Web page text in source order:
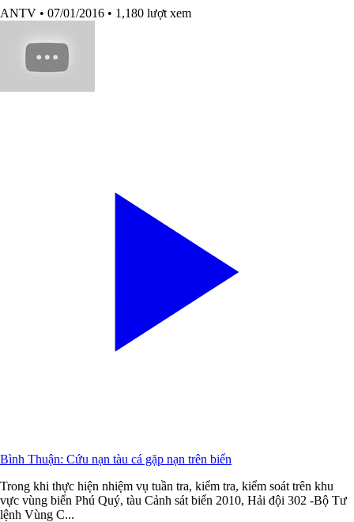
ANTV • 07/01/2016 • 1,180 lượt xem
Bình Thuận: Cứu nạn tàu cá gặp nạn trên biển
Trong khi thực hiện nhiệm vụ tuần tra, kiểm tra, kiểm soát trên khu
vực vùng biển Phú Quý, tàu Cảnh sát biển 2010, Hải đội 302 -Bộ Tư
lệnh Vùng C...